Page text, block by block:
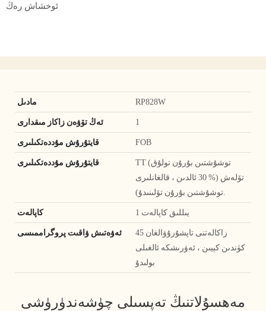
ئوخشاش رەڭ
RP828W
1
FOB
TT (توشۇشتىن بۇرۇن تولۇق
تۆلەش (% 30 ئالدىن ، قالغانلىرى
كاپالەت 1 يىللىق كاپالەت
زاكالەتنى تاپشۇرۇۋالغان 45
كۈندىن كېيىن ، ئەۋرىشكە ئالغىلى
بولىدۇ
مەھسۇلاتنىڭ تەپسىلى چۈشەندۈرۈشى